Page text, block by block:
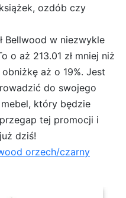
ozdób czy
Bellwood w niezwykle
o aż 213.01 zł mniej niż
aż o 19%. Jest
do swojego
który będzie
tej promocji i
dziś!
orzech/czarny